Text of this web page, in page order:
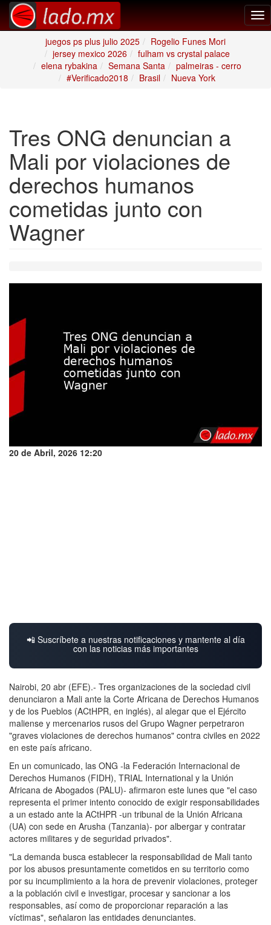
juegos ps plus julio 2025
Rogelio Funes Mori
jersey mexico 2026
fulham vs crystal palace
elena rybakina
Semana Santa
palmeiras - cerro
#Verificado2018
Brasil Nueva York
Tres ONG denuncian a
Mali por violaciones de
derechos humanos
cometidas junto con
Wagner
20 de Abril, 2026 12:20
📲 Suscríbete a nuestras notificaciones y mantente al día
con las noticias más importantes
Nairobi, 20 abr (EFE).- Tres organizaciones de la sociedad civil
denunciaron a Mali ante la Corte Africana de Derechos Humanos
y de los Pueblos (ACtHPR, en inglés), al alegar que el Ejército
maliense y mercenarios rusos del Grupo Wagner perpetraron
"graves violaciones de derechos humanos" contra civiles en 2022
en este país africano.
En un comunicado, las ONG -la Federación Internacional de
Derechos Humanos (FIDH), TRIAL International y la Unión
Africana de Abogados (PALU)- afirmaron este lunes que "el caso
representa el primer intento conocido de exigir responsabilidades
a un estado ante la ACtHPR -un tribunal de la Unión Africana
(UA) con sede en Arusha (Tanzania)- por albergar y contratar
actores militares y de seguridad privados".
"La demanda busca establecer la responsabilidad de Mali tanto
por los abusos presuntamente cometidos en su territorio como
por su incumplimiento a la hora de prevenir violaciones, proteger
a la población civil e investigar, procesar y sancionar a los
responsables, así como de proporcionar reparación a las
víctimas", señalaron las entidades denunciantes.